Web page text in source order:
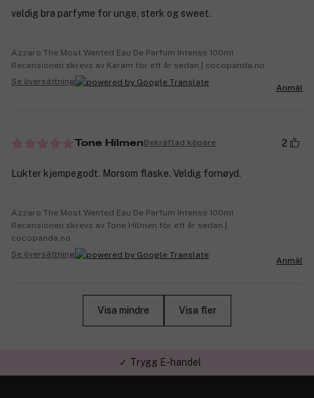
veldig bra parfyme for unge, sterk og sweet.
Azzaro The Most Wanted Eau De Parfum Intense 100ml
Recensionen skrevs av Karam för ett år sedan | cocopanda.no
Se översättning
Anmäl
Tone HilmenBekräftad köpare 2
Lukter kjempegodt. Morsom flaske. Veldig fornøyd.
Azzaro The Most Wanted Eau De Parfum Intense 100ml
Recensionen skrevs av Tone Hilmen för ett år sedan |
cocopanda.no
Se översättning
Anmäl
Visa mindre Visa fler
✓ Trygg E-handel